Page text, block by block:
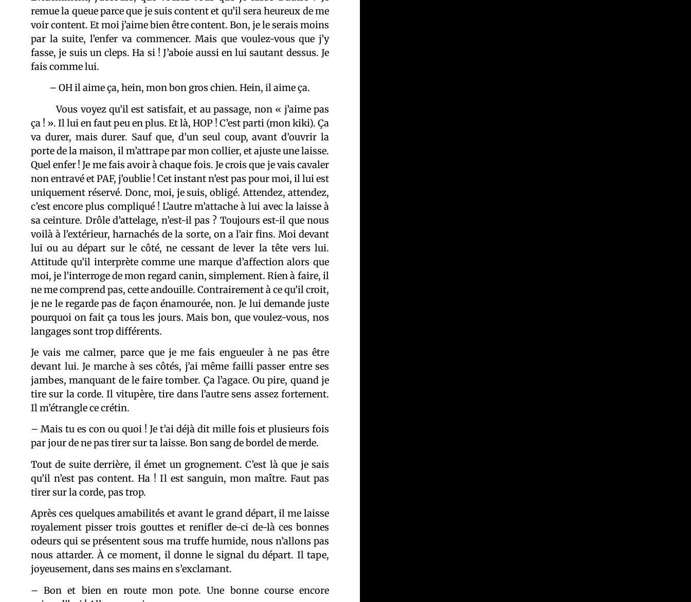
remue la queue parce que je suis content et qu’il sera heureux de me
voir content. Et moi j’aime bien être content. Bon, je le serais moins
par la suite, l’enfer va commencer. Mais que voulez-vous que j’y
fasse, je suis un cleps. Ha si ! J’aboie aussi en lui sautant dessus. Je
fais comme lui.
– OH il aime ça, hein, mon bon gros chien. Hein, il aime ça.
Vous voyez qu’il est satisfait, et au passage, non « j’aime pas
ça ! ». Il lui en faut peu en plus. Et là, HOP ! C’est parti (mon kiki). Ça
va durer, mais durer. Sauf que, d’un seul coup, avant d’ouvrir la
porte de la maison, il m’attrape par mon collier, et ajuste une laisse.
Quel enfer ! Je me fais avoir à chaque fois. Je crois que je vais cavaler
non entravé et PAF, j’oublie ! Cet instant n’est pas pour moi, il lui est
uniquement réservé. Donc, moi, je suis, obligé. Attendez, attendez,
c’est encore plus compliqué ! L’autre m’attache à lui avec la laisse à
sa ceinture. Drôle d’attelage, n’est-il pas ? Toujours est-il que nous
voilà à l’extérieur, harnachés de la sorte, on a l’air fins. Moi devant
lui ou au départ sur le côté, ne cessant de lever la tête vers lui.
Attitude qu’il interprète comme une marque d’affection alors que
moi, je l’interroge de mon regard canin, simplement. Rien à faire, il
ne me comprend pas, cette andouille. Contrairement à ce qu’il croit,
je ne le regarde pas de façon énamourée, non. Je lui demande juste
pourquoi on fait ça tous les jours. Mais bon, que voulez-vous, nos
langages sont trop différents.
Je vais me calmer, parce que je me fais engueuler à ne pas être
devant lui. Je marche à ses côtés, j’ai même failli passer entre ses
jambes, manquant de le faire tomber. Ça l’agace. Ou pire, quand je
tire sur la corde. Il vitupère, tire dans l’autre sens assez fortement.
Il m’étrangle ce crétin.
– Mais tu es con ou quoi ! Je t’ai déjà dit mille fois et plusieurs fois
par jour de ne pas tirer sur ta laisse. Bon sang de bordel de merde.
Tout de suite derrière, il émet un grognement. C’est là que je sais
qu’il n’est pas content. Ha ! Il est sanguin, mon maître. Faut pas
tirer sur la corde, pas trop.
Après ces quelques amabilités et avant le grand départ, il me laisse
royalement pisser trois gouttes et renifler de-ci de-là ces bonnes
odeurs qui se présentent sous ma truffe humide, nous n’allons pas
nous attarder. À ce moment, il donne le signal du départ. Il tape,
joyeusement, dans ses mains en s’exclamant.
– Bon et bien en route mon pote. Une bonne course encore